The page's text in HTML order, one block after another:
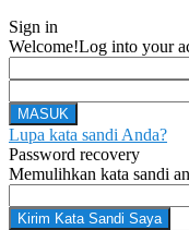
Sign in
Welcome!Log into your
Lupa kata sandi Anda?
Password recovery
Memulihkan kata sandi